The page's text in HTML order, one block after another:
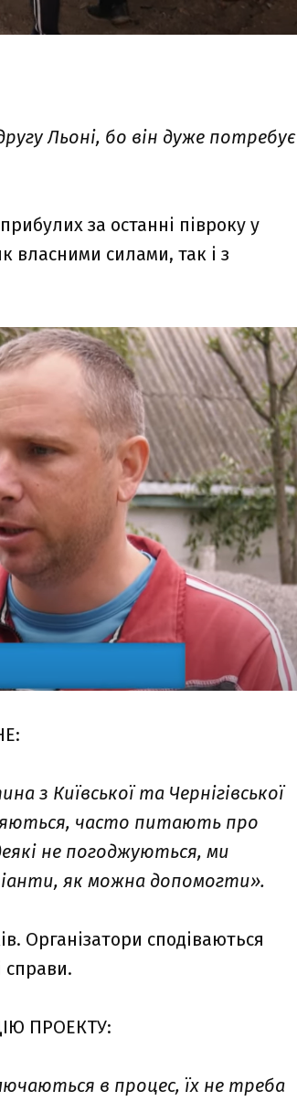
Льоні, бо він дуже потребує
за останні півроку у
власними силами, так і з
з Київської та Чернігівської
часто питають про
не погоджуються, ми
як можна допомогти».
Організатори сподіваються
справи.
ПРОЕКТУ:
в процес, їх не треба